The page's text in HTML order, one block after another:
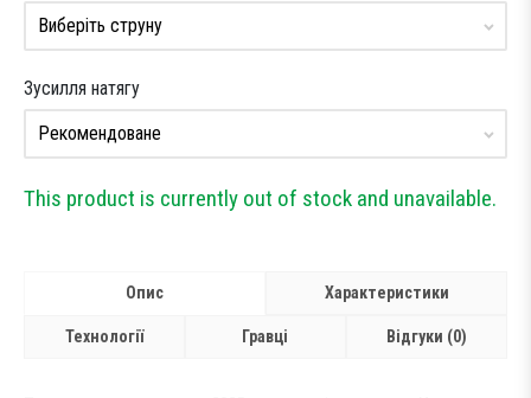
Зусилля натягу
This product is currently out of stock and unavailable.
Опис Характеристики
Технології Гравці Відгуки (0)